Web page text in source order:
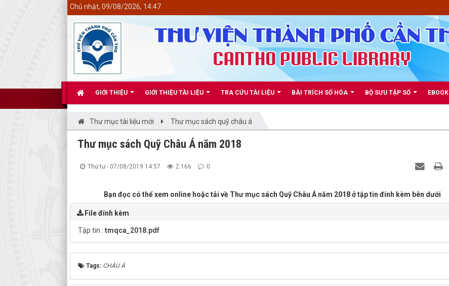
GIỚI THIỆU GIỚI THIỆU TÀI LIỆU TRA CỨU TÀI LIỆU BÀI TRÍCH SỐ HÓA BỘ SƯU TẬP SỐ EBOOK
Chủ nhật, 09/08/2026, 14:47
Thư mục tài liệu mới Thư mục sách quỹ châu á
Thư mục sách Quỹ Châu Á năm 2018
Thứ tư - 07/08/2019 14:57 2.166 0
Bạn đọc có thể xem online hoặc tải về Thư mục sách Quỹ Châu Á năm 2018 ở tập tin đính kèm bên dưới
File đính kèm
Tập tin : tmqca_2018.pdf
Tags: CHÂU Á